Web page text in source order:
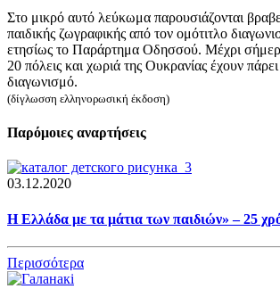
Στο μικρό αυτό λεύκωμα παρουσιάζονται
παιδικής ζωγραφικής από τον ομότιτλο
ετησίως το Παράρτημα Οδησσού. Μέχρι
20 πόλεις και χωριά της Ουκρανίας έχουν
διαγωνισμό.
(δίγλωσση ελληνορωσική έκδοση)
Παρόμοιες αναρτήσεις
03.12.2020
Η Ελλάδα με τα μάτια των παιδιών» – 25
Περισσότερα